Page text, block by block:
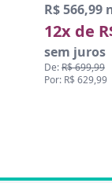
R$ 566,99
12x de
sem juros
De:R$ 699,99
Por: R$ 629,99